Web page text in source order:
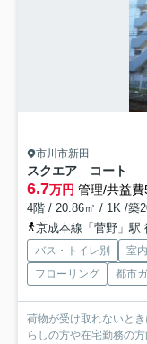
市川市新田
スクエア コート
6.7万円 管理/共益費
4階 / 20.86㎡ / 1K /築
京成本線「菅野」駅
バス・トイレ別 室
フローリング
都市
荷物が受け取れないと
らしの方や在宅勤務の